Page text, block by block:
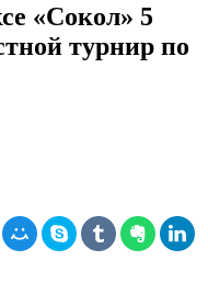
«Сокол» 5
турнир по